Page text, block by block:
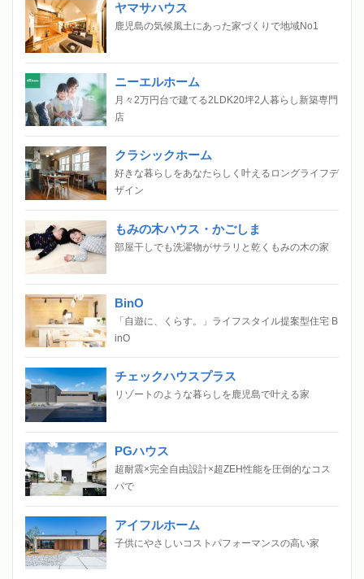
ヤマサハウス
鹿児島の気候風土にあった家づくりで地域No1
ニーエルホーム
月々2万円台で建てる2LDK20坪2人暮らし新築専門
店
クラシックホーム
好きな暮らしをあなたらしく叶えるロングライフデ
ザイン
もみの木ハウス・かごしま
部屋干しでも洗濯物がサラリと乾くもみの木の家
BinO
「自遊に、くらす。」ライフスタイル提案型住宅 B
inO
チェックハウスプラス
リゾートのような暮らしを鹿児島で叶える家
PGハウス
超耐震×完全自由設計×超ZEH性能を圧倒的なコス
パで
アイフルホーム
子供にやさしいコストパフォーマンスの高い家